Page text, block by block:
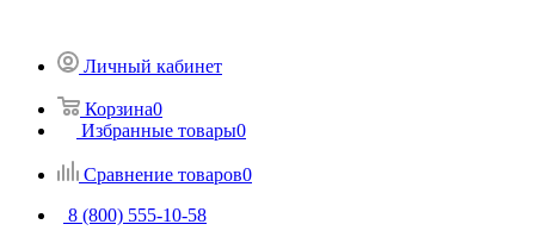
Личный кабинет
Корзина0
Избранные товары0
Сравнение товаров0
8 (800) 555-10-58